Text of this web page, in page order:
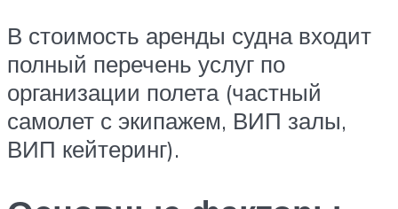
В стоимость аренды судна входит
полный перечень услуг по
организации полета (частный
самолет с экипажем, ВИП залы,
ВИП кейтеринг).